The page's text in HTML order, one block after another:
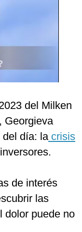
del Milken
Georgieva
del día: lacrisis
de interés
las
dolor puede no